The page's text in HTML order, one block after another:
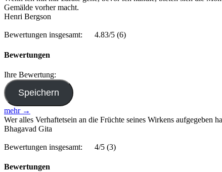
Gemälde vorher macht.
Henri Bergson
Bewertungen insgesamt: 4.83/5 (6)
Bewertungen
Ihre Bewertung:
mehr →
Wer alles Verhaftetsein an die Früchte seines Wirkens
Bhagavad Gita
Bewertungen insgesamt: 4/5 (3)
Bewertungen